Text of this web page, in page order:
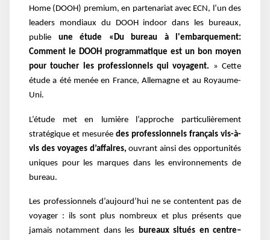
Home (DOOH) premium, en partenariat avec ECN, l’un des
leaders mondiaux du DOOH indoor dans les bureaux,
publie une étude «Du bureau à l'embarquement:
Comment le DOOH programmatique est un bon moyen
pour toucher les professionnels qui voyagent. » Cette
étude a été menée en France, Allemagne et au Royaume-
Uni.
L’étude met en lumière l’approche particulièrement
stratégique et mesurée des professionnels français vis-à-
vis des voyages d’affaires,ouvrant ainsi des opportunités
uniques pour les marques dans les environnements de
bureau.
Les professionnels d’aujourd’hui ne se contentent pas de
voyager : ils sont plus nombreux et plus présents que
jamais notamment dans les bureaux situés en centre–